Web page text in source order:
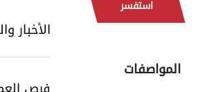
الأخبار
استفسر
المواصفات